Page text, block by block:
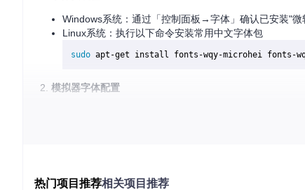
Windows系统：通过「控制面板→字体」确认已安装"微
Linux系统：执行以下命令安装常用中文字体包
sudo
模拟器字体配置
勾选"使用系统字体"选项，从下拉菜单中选择已安装的
热门项目推荐相关项目推荐